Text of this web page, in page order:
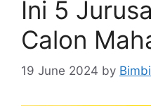
Ini 5
Calon
19 June 2024 by